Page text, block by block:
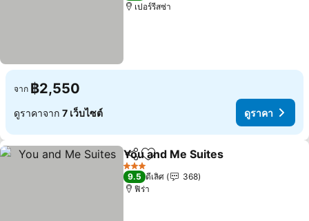
เปอร์รีสซ่า
จาก ฿2,550
ดูราคาจาก 7 เว็บไซต์ ดูราคา
แชร์ เพิ่มในรายการโปรด
You and Me Suites
3 ดาว
9.5 ดีเลิศ
368
ฟิร่า